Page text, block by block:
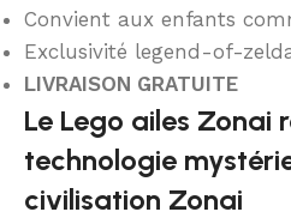
Convient aux enfants
Exclusivité legend-of-
LIVRAISON GRATUITE
Le Lego ailes Zonai
technologie
civilisation Zonai